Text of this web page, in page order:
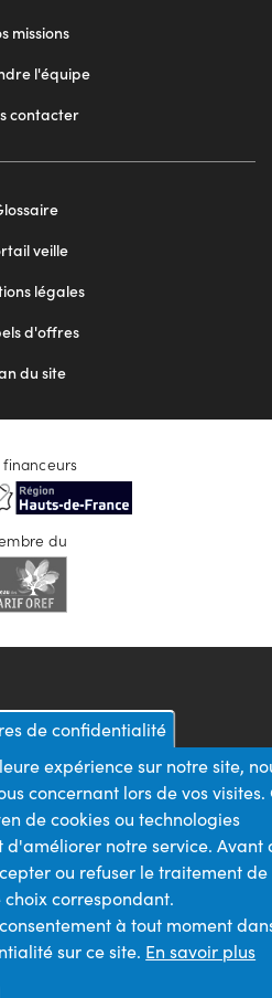
missions
l'équipe
contacter
veille
légales
d'offres
du site
financeurs
du
de confidentialité
expérience sur notre site,
concernant lors de vos visites.
de cookies ou technologies
notre service. Avant
ou refuser le traitement de
correspondant.
à tout moment
sur ce site. En savoir plus